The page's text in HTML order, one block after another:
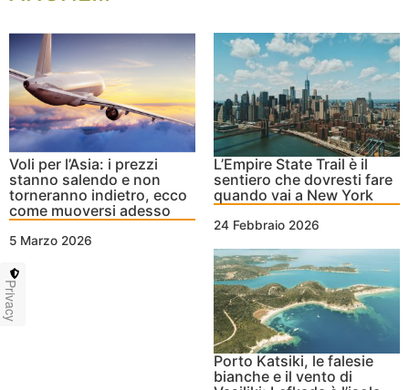
Voli per l’Asia: i prezzi
stanno salendo e non
torneranno indietro, ecco
come muoversi adesso
5 Marzo 2026
L’Empire State Trail è il
sentiero che dovresti fare
quando vai a New York
24 Febbraio 2026
Porto Katsiki, le falesie
bianche e il vento di
Privacy